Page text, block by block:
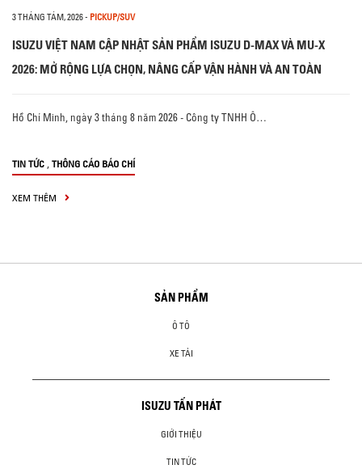
3 THÁNG TÁM, 2026- PICKUP/SUV
ISUZU VIỆT NAM CẬP NHẬT SẢN PHẨM ISUZU D-MAX VÀ MU-X
2026: MỞ RỘNG LỰA CHỌN, NÂNG CẤP VẬN HÀNH VÀ AN TOÀN
Hồ Chí Minh, ngày 3 tháng 8 năm 2026 - Công ty TNHH Ô…
TIN TỨC , THÔNG CÁO BÁO CHÍ
XEM THÊM
SẢN PHẨM
Ô TÔ
XE TẢI
ISUZU TẤN PHÁT
GIỚI THIỆU
TIN TỨC